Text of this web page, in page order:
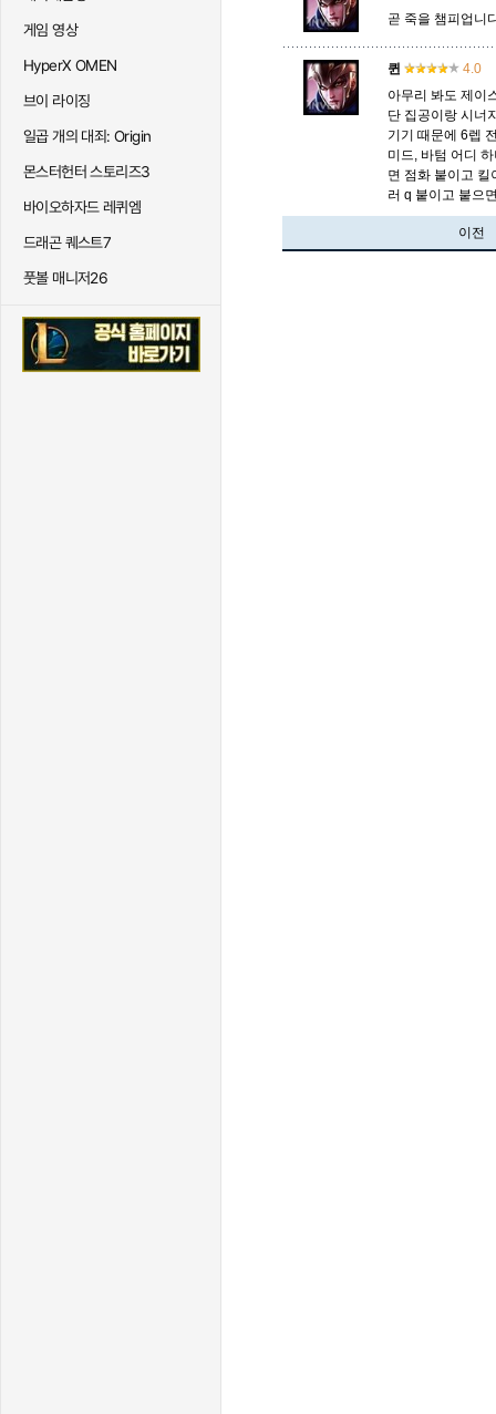
게임 영상
HyperX OMEN
브이 라이징
일곱 개의 대죄: Origin
몬스터헌터 스토리즈3
바이오하자드 레퀴엠
드래곤 퀘스트7
풋볼 매니저26
곧 죽을 챔피업니
퀸
4.0
아무리 봐도 제이
단 집공이랑 시너
기기 때문에 6렙
미드, 바텀 어디
면 점화 붙이고
러 q 붙이고 붙으
이전